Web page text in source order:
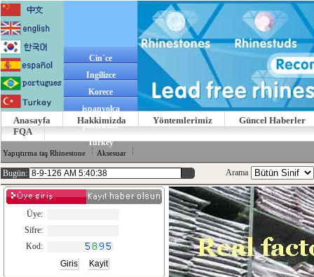
Cin`ce
Ingilizce
Korece
ispanyolca
portekizce
Turkey
Anasayfa Hakkimizda Yöntemlerimiz
Güncel Haberler
FQA
Yapıştırma taş Rhinestone Aksesuar
Bugün: Arama
Üye:
Sifre:
Kod: